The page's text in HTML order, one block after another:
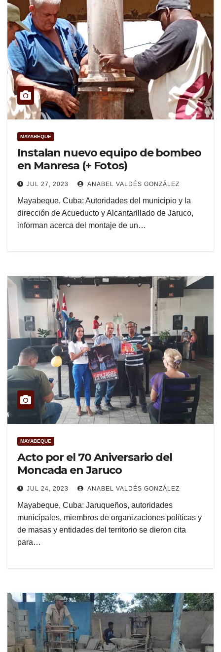
MAYABEQUE
Instalan nuevo equipo de bombeo
en Manresa (+ Fotos)
JUL 27, 2023 ANABEL VALDÉS GONZÁLEZ
Mayabeque, Cuba: Autoridades del municipio y la
dirección de Acueducto y Alcantarillado de Jaruco,
informan acerca del montaje de un…
MAYABEQUE
Acto por el 70 Aniversario del
Moncada en Jaruco
JUL 24, 2023 ANABEL VALDÉS GONZÁLEZ
Mayabeque, Cuba: Jaruqueños, autoridades
municipales, miembros de organizaciones políticas y
de masas y entidades del territorio se dieron cita
para…